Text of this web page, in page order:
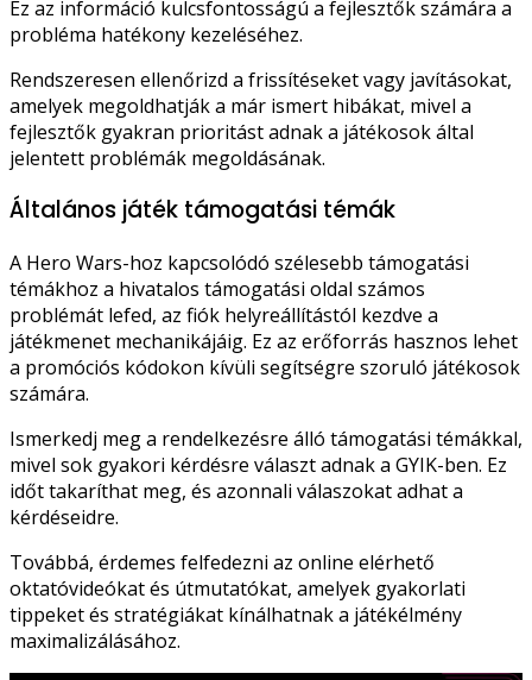
Ez az információ kulcsfontosságú a fejlesztők számára a
probléma hatékony kezeléséhez.
Rendszeresen ellenőrizd a frissítéseket vagy javításokat,
amelyek megoldhatják a már ismert hibákat, mivel a
fejlesztők gyakran prioritást adnak a játékosok által
jelentett problémák megoldásának.
Általános játék támogatási témák
A Hero Wars-hoz kapcsolódó szélesebb támogatási
témákhoz a hivatalos támogatási oldal számos
problémát lefed, az fiók helyreállítástól kezdve a
játékmenet mechanikájáig. Ez az erőforrás hasznos lehet
a promóciós kódokon kívüli segítségre szoruló játékosok
számára.
Ismerkedj meg a rendelkezésre álló támogatási témákkal,
mivel sok gyakori kérdésre választ adnak a GYIK-ben. Ez
időt takaríthat meg, és azonnali válaszokat adhat a
kérdéseidre.
Továbbá, érdemes felfedezni az online elérhető
oktatóvideókat és útmutatókat, amelyek gyakorlati
tippeket és stratégiákat kínálhatnak a játékélmény
maximalizálásához.